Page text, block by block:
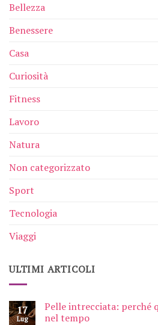
Bellezza
Benessere
Casa
Curiosità
Fitness
Lavoro
Natura
Non categorizzato
Sport
Tecnologia
Viaggi
ULTIMI ARTICOLI
17
Lug
Pelle intrecciata: perché
nel tempo